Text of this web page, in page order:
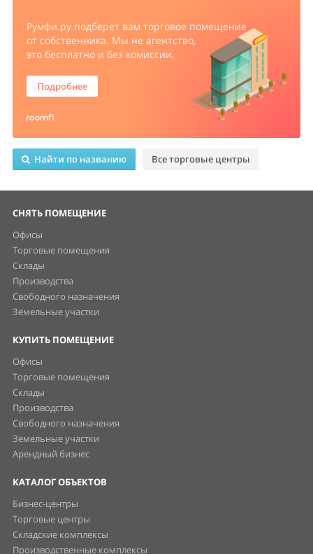
Румфи.ру подберет вам торговое помещение
от собственника. Мы не агентство,
это бесплатно и без комиссии.
Подробнее
Найти по названию Все торговые центры
СНЯТЬ ПОМЕЩЕНИЕ
Офисы
Торговые помещения
Склады
Производства
Свободного назначения
Земельные участки
КУПИТЬ ПОМЕЩЕНИЕ
Офисы
Торговые помещения
Склады
Производства
Свободного назначения
Земельные участки
Арендный бизнес
КАТАЛОГ ОБЪЕКТОВ
Бизнес-центры
Торговые центры
Складские комплексы
Производственные комплексы